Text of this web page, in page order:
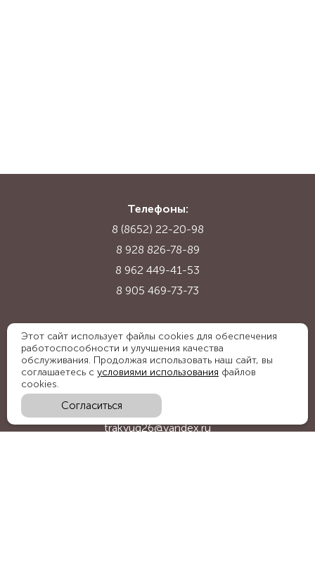
Телефоны:
8 (8652) 22-20-98
8 928 826-78-89
8 962 449-41-53
8 905 469-73-73
Адрес:
Ставропольский край, с. Надежда,
ул. Промышленная, 1Б
trakyug26@yandex.ru
Этот сайт использует файлы cookies для обеспечения
работоспособности и улучшения качества
обслуживания. Продолжая использовать наш сайт, вы
соглашаетесь с условиями использования файлов
cookies.
Согласиться